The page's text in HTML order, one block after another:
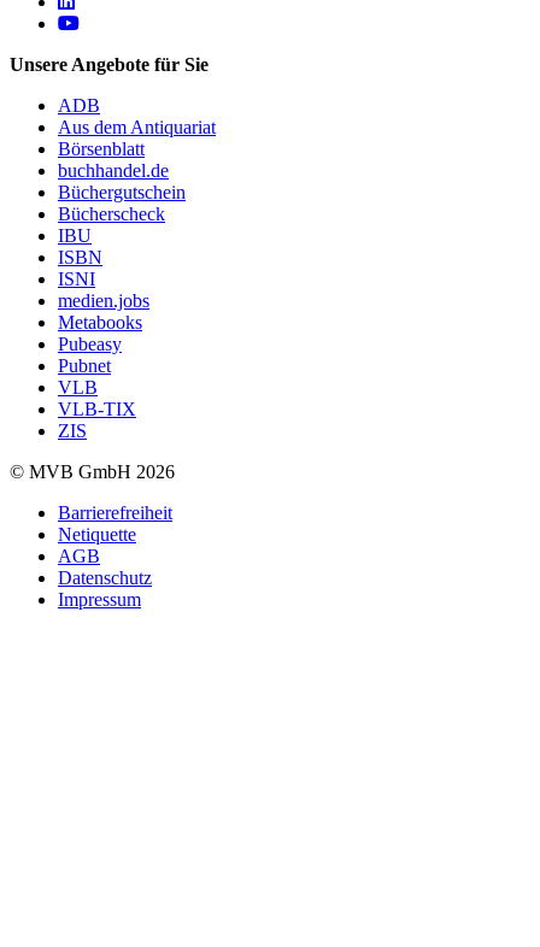
Follow us on https://www.youtube.com/@mvbbooks
Unsere Angebote für Sie
ADB
Aus dem Antiquariat
Börsenblatt
buchhandel.de
Büchergutschein
Bücherscheck
IBU
ISBN
ISNI
medien.jobs
Metabooks
Pubeasy
Pubnet
VLB
VLB-TIX
ZIS
© MVB GmbH 2026
Barrierefreiheit
Netiquette
AGB
Datenschutz
Impressum